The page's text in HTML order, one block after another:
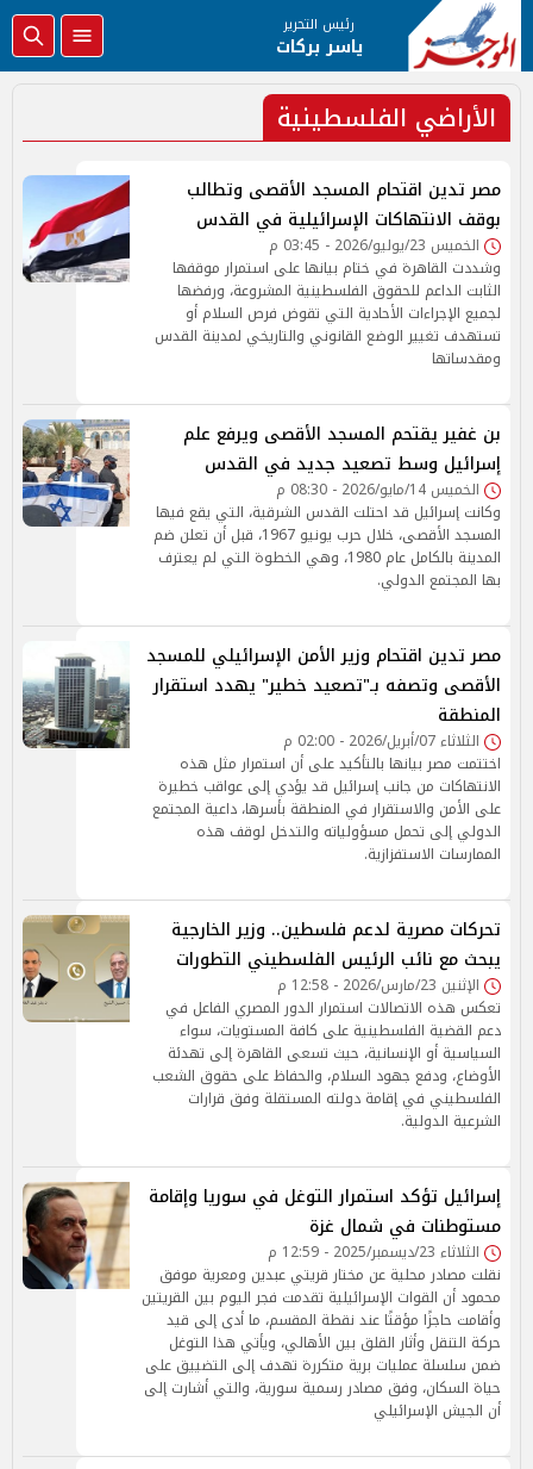
رئيس التحرير
ياسر بركات
الأراضي الفلسطينية
مصر تدين اقتحام المسجد الأقصى وتطالب
بوقف الانتهاكات الإسرائيلية في القدس
الخميس 23/يوليو/2026 - 03:45 م
وشددت القاهرة في ختام بيانها على استمرار موقفها
الثابت الداعم للحقوق الفلسطينية المشروعة، ورفضها
لجميع الإجراءات الأحادية التي تقوض فرص السلام أو
تستهدف تغيير الوضع القانوني والتاريخي لمدينة القدس
ومقدساتها
بن غفير يقتحم المسجد الأقصى ويرفع علم
إسرائيل وسط تصعيد جديد في القدس
الخميس 14/مايو/2026 - 08:30 م
وكانت إسرائيل قد احتلت القدس الشرقية، التي يقع فيها
المسجد الأقصى، خلال حرب يونيو 1967، قبل أن تعلن ضم
المدينة بالكامل عام 1980، وهي الخطوة التي لم يعترف
بها المجتمع الدولي.
مصر تدين اقتحام وزير الأمن الإسرائيلي للمسجد
الأقصى وتصفه بـ"تصعيد خطير" يهدد استقرار
المنطقة
الثلاثاء 07/أبريل/2026 - 02:00 م
اختتمت مصر بيانها بالتأكيد على أن استمرار مثل هذه
الانتهاكات من جانب إسرائيل قد يؤدي إلى عواقب خطيرة
على الأمن والاستقرار في المنطقة بأسرها، داعية المجتمع
الدولي إلى تحمل مسؤولياته والتدخل لوقف هذه
الممارسات الاستفزازية.
تحركات مصرية لدعم فلسطين.. وزير الخارجية
يبحث مع نائب الرئيس الفلسطيني التطورات
الإثنين 23/مارس/2026 - 12:58 م
تعكس هذه الاتصالات استمرار الدور المصري الفاعل في
دعم القضية الفلسطينية على كافة المستويات، سواء
السياسية أو الإنسانية، حيث تسعى القاهرة إلى تهدئة
الأوضاع، ودفع جهود السلام، والحفاظ على حقوق الشعب
الفلسطيني في إقامة دولته المستقلة وفق قرارات
الشرعية الدولية.
إسرائيل تؤكد استمرار التوغل في سوريا وإقامة
مستوطنات في شمال غزة
الثلاثاء 23/ديسمبر/2025 - 12:59 م
نقلت مصادر محلية عن مختار قريتي عبدين ومعرية موفق
محمود أن القوات الإسرائيلية تقدمت فجر اليوم بين القريتين
وأقامت حاجزًا مؤقتًا عند نقطة المقسم، ما أدى إلى قيد
حركة التنقل وأثار القلق بين الأهالي، ويأتي هذا التوغل
ضمن سلسلة عمليات برية متكررة تهدف إلى التضييق على
حياة السكان، وفق مصادر رسمية سورية، والتي أشارت إلى
أن الجيش الإسرائيلي